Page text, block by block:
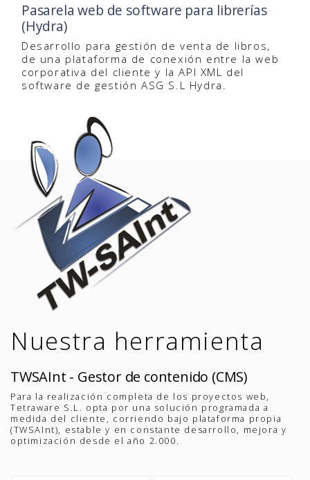
Pasarela web de software para librerías
(Hydra)
Desarrollo para gestión de venta de libros,
de una plataforma de conexión entre la web
corporativa del cliente y la API XML del
software de gestión ASG S.L Hydra.
Nuestra herramienta
TWSAInt - Gestor de contenido (CMS)
Para la realización completa de los proyectos web,
Tetraware S.L. opta por una solución programada a
medida del cliente, corriendo bajo plataforma propia
(TWSAInt), estable y en constante desarrollo, mejora y
optimización desde el año 2.000.